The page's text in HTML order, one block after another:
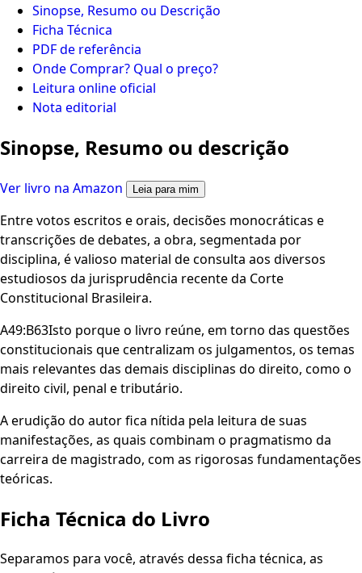
Sinopse, Resumo ou Descrição
Ficha Técnica
PDF de referência
Onde Comprar? Qual o preço?
Leitura online oficial
Nota editorial
Sinopse, Resumo ou descrição
Ver livro na Amazon Leia para mim
Entre votos escritos e orais, decisões monocráticas e
transcrições de debates, a obra, segmentada por
disciplina, é valioso material de consulta aos diversos
estudiosos da jurisprudência recente da Corte
Constitucional Brasileira.
A49:B63Isto porque o livro reúne, em torno das questões
constitucionais que centralizam os julgamentos, os temas
mais relevantes das demais disciplinas do direito, como o
direito civil, penal e tributário.
A erudição do autor fica nítida pela leitura de suas
manifestações, as quais combinam o pragmatismo da
carreira de magistrado, com as rigorosas fundamentações
teóricas.
Ficha Técnica do Livro
Separamos para você, através dessa ficha técnica, as